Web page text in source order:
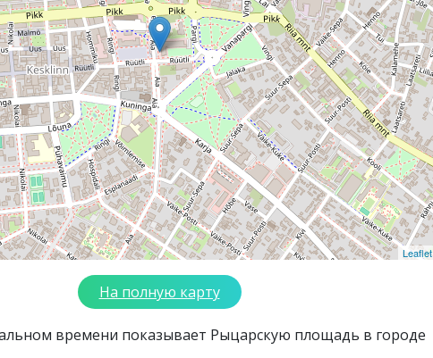
Leaflet
На полную карту
времени показывает Рыцарскую площадь в городе